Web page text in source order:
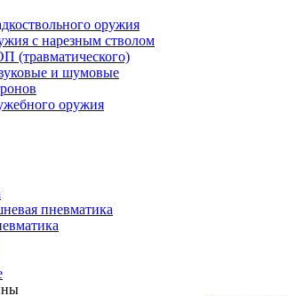
оружия
с нарезным стволом
(травматического)
и шумовые
оружия
пневматика